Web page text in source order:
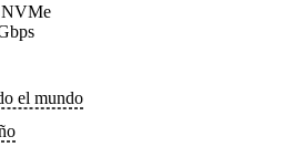
NVMe
el mundo